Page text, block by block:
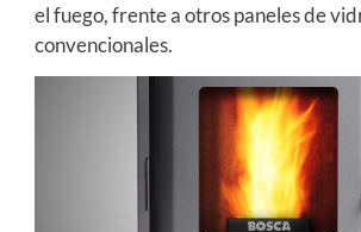
el fuego, frente a otros paneles de
convencionales.